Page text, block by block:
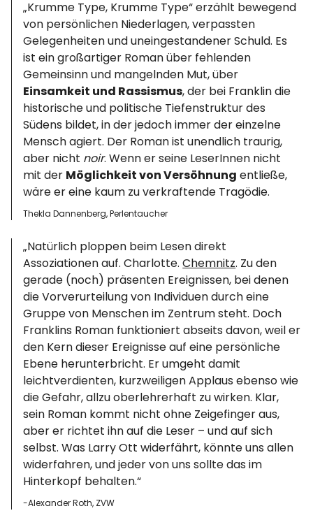
„Krumme Type, Krumme Type“ erzählt bewegend
von persönlichen Niederlagen, verpassten
Gelegenheiten und uneingestandener Schuld. Es
ist ein großartiger Roman über fehlenden
Gemeinsinn und mangelnden Mut, über
Einsamkeit und Rassismus, der bei Franklin die
historische und politische Tiefenstruktur des
Südens bildet, in der jedoch immer der einzelne
Mensch agiert. Der Roman ist unendlich traurig,
aber nicht noir. Wenn er seine LeserInnen nicht
mit der Möglichkeit von Versöhnung entließe,
wäre er eine kaum zu verkraftende Tragödie.
Thekla Dannenberg, Perlentaucher
„Natürlich ploppen beim Lesen direkt
Assoziationen auf. Charlotte.Chemnitz. Zu den
gerade (noch) präsenten Ereignissen, bei denen
die Vorverurteilung von Individuen durch eine
Gruppe von Menschen im Zentrum steht. Doch
Franklins Roman funktioniert abseits davon, weil er
den Kern dieser Ereignisse auf eine persönliche
Ebene herunterbricht. Er umgeht damit
leichtverdienten, kurzweiligen Applaus ebenso wie
die Gefahr, allzu oberlehrerhaft zu wirken. Klar,
sein Roman kommt nicht ohne Zeigefinger aus,
aber er richtet ihn auf die Leser – und auf sich
selbst. Was Larry Ott widerfährt, könnte uns allen
widerfahren, und jeder von uns sollte das im
Hinterkopf behalten.“
-Alexander Roth, ZVW